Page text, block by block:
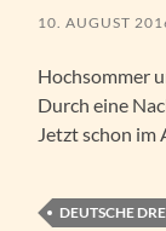
10. AUGUST
Hochsommer
Durch eine
Jetzt schon im
DEUTSCHE